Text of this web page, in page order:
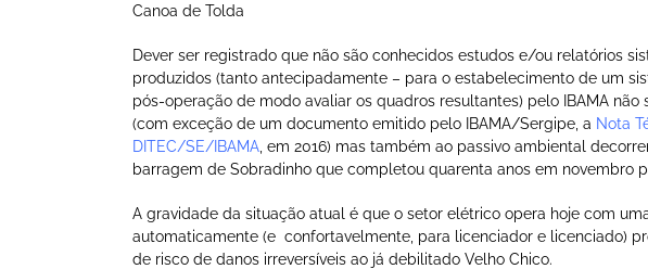
Canoa de Tolda
Dever ser registrado que não são conhecidos estudos e/ou relatórios
produzidos (tanto antecipadamente – para o estabelecimento de um
pós-operação de modo avaliar os quadros resultantes) pelo IBAMA
(com exceção de um documento emitido pelo IBAMA/Sergipe, a Nota
DITEC/SE/IBAMA , em 2016) mas também ao passivo ambiental
barragem de Sobradinho que completou quarenta anos em novembro
A gravidade da situação atual é que o setor elétrico opera hoje com
automaticamente (e confortavelmente, para licenciador e licenciado)
de risco de danos irreversíveis ao já debilitado Velho Chico.